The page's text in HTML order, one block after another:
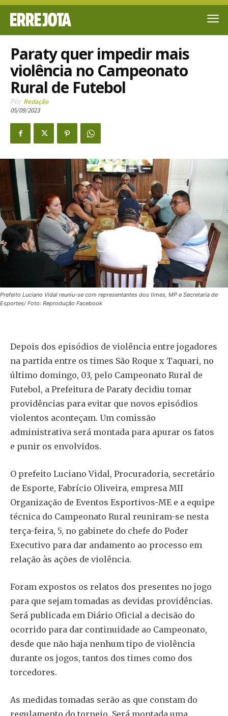
Paraty quer impedir mais
violência no Campeonato
Rural de Futebol
Por Redação
05/09/2023
Prefeito Luciano Vidal reuniu-se com representantes dos times, MP e Secretaria de
Esportes/ Foto: Reprodução Facebook
Depois dos episódios de violência entre jogadores
na partida entre os times São Roque x Taquari, no
último domingo, 03, pelo Campeonato Rural de
Futebol, a Prefeitura de Paraty decidiu tomar
providências para evitar que novos episódios
violentos aconteçam. Um comissão
administrativa será montada para apurar os fatos
e punir os envolvidos.
O prefeito Luciano Vidal, Procuradoria, secretário
de Esporte, Fabrício Oliveira, empresa MII
Organização de Eventos Esportivos-ME e a equipe
técnica do Campeonato Rural reuniram-se nesta
terça-feira, 5, no gabinete do chefe do Poder
Executivo para dar andamento ao processo em
relação às ações de violência.
Foram expostos os relatos dos presentes no jogo
para que sejam tomadas as devidas providências.
Será publicada em Diário Oficial a decisão do
ocorrido para dar continuidade ao Campeonato,
desde que não haja nenhum tipo de violência
durante os jogos, tantos dos times como dos
torcedores.
As medidas tomadas serão as que constam do
regulamento do torneio. Será montada uma